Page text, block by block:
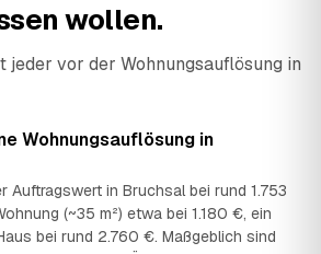
wollen.
jeder vor der Wohnungsauflösung in
Wohnungsauflösung in
Auftragswert in Bruchsal bei rund 1.753
(~35 m²) etwa bei 1.180 €, ein
bei rund 2.760 €. Maßgeblich sind